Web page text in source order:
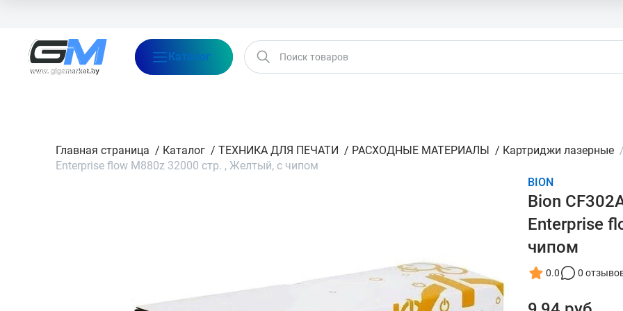
Каталог
Главная страница / Каталог / ТЕХНИКА ДЛЯ ПЕЧАТИ / РАСХОДНЫЕ МАТЕРИАЛЫ / Картриджи лазерные /
Enterprise flow M880z 32000 стр. , Желтый, с чипом
BION
Bion
Enterprise
чипом
0.0 0